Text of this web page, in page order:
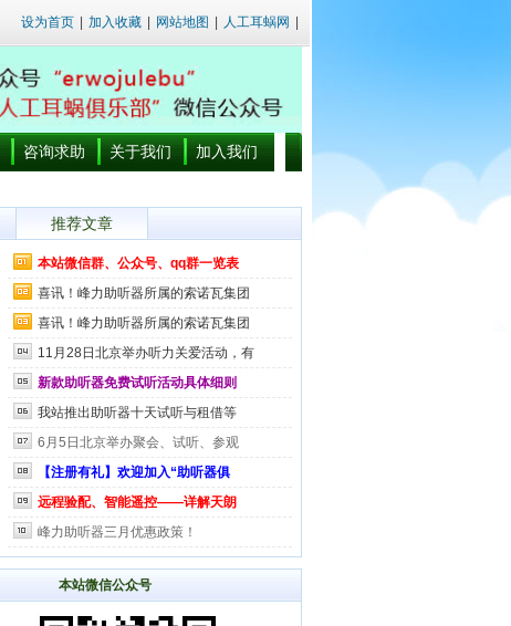
设为首页 加入收藏 网站地图 人工耳蜗网
咨询求助 关于我们 加入我们
推荐文章
本站微信群、公众号、qq群一览表
喜讯！峰力助听器所属的索诺瓦集团
喜讯！峰力助听器所属的索诺瓦集团
11月28日北京举办听力关爱活动，有
新款助听器免费试听活动具体细则
我站推出助听器十天试听与租借等
6月5日北京举办聚会、试听、参观
【注册有礼】欢迎加入“助听器俱
远程验配、智能遥控——详解天朗
峰力助听器三月优惠政策！
本站微信公众号